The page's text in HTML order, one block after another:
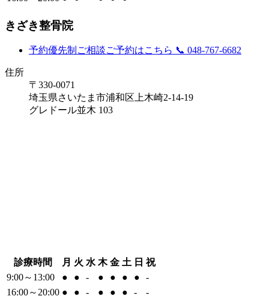
きざき整骨院
予約優先制 ご相談ご予約はこちら 📞 048-767-6682
住所
〒330-0071
埼玉県さいたま市浦和区上木崎2-14-19
グレドール並木 103
診療時間 月 火 水 木 金 土 日 祝
9:00～13:00
● ● - ● ● ● ●
-
16:00～20:00 ● ● - ● ● ● - -